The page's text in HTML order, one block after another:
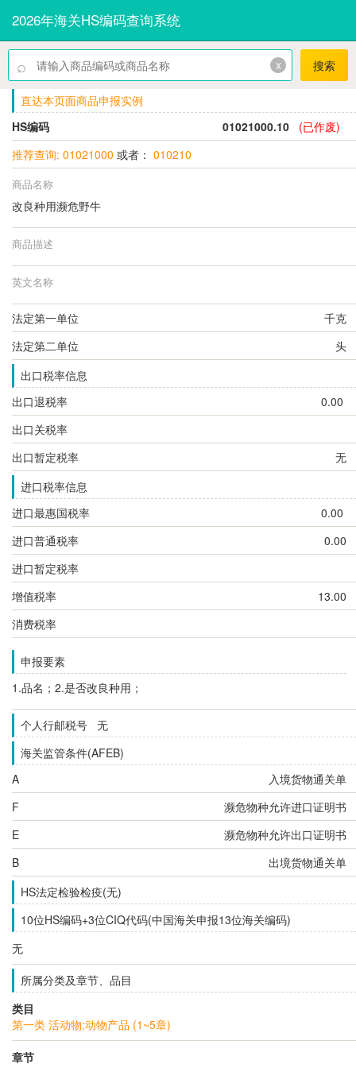
2026年海关HS编码查询系统
⌕ x 搜索
直达本页面商品申报实例
HS编码
01021000.10
(已作废)
推荐查询: 01021000 或者： 010210
商品名称
改良种用濒危野牛
商品描述
英文名称
法定第一单位
千克
法定第二单位
头
出口税率信息
出口退税率
0.00
出口关税率
出口暂定税率
无
进口税率信息
进口最惠国税率
0.00
进口普通税率
0.00
进口暂定税率
增值税率
13.00
消费税率
申报要素
1.品名；2.是否改良种用；
个人行邮税号 无
海关监管条件(AFEB)
A
入境货物通关单
F
濒危物种允许进口证明书
E
濒危物种允许出口证明书
B
出境货物通关单
HS法定检验检疫(无)
10位HS编码+3位CIQ代码(中国海关申报13位海关编码)
无
所属分类及章节、品目
类目
第一类 活动物;动物产品 (1~5章)
章节